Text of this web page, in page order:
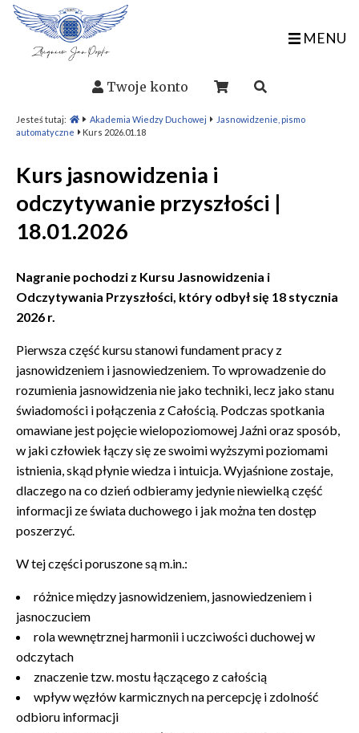
MENU
Twoje konto
Jesteś tutaj: Akademia Wiedzy Duchowej
Jasnowidzenie, pismo
automatyczne
Kurs 2026.01.18
Kurs jasnowidzenia i
odczytywanie przyszłości |
18.01.2026
Nagranie pochodzi z Kursu Jasnowidzenia i
Odczytywania Przyszłości, który odbył się 18 stycznia
2026 r.
Pierwsza część kursu stanowi fundament pracy z
jasnowidzeniem i jasnowiedzeniem. To wprowadzenie do
rozumienia jasnowidzenia nie jako techniki, lecz jako stanu
świadomości i połączenia z Całością. Podczas spotkania
omawiane jest pojęcie wielopoziomowej Jaźni oraz sposób,
w jaki człowiek łączy się ze swoimi wyższymi poziomami
istnienia, skąd płynie wiedza i intuicja. Wyjaśnione zostaje,
dlaczego na co dzień odbieramy jedynie niewielką część
informacji ze świata duchowego i jak można ten dostęp
poszerzyć.
W tej części poruszone są m.in.:
różnice między jasnowidzeniem, jasnowiedzeniem i
jasnoczuciem
rola wewnętrznej harmonii i uczciwości duchowej w
odczytach
znaczenie tzw. mostu łączącego z całością
wpływ węzłów karmicznych na percepcję i zdolność
odbioru informacji